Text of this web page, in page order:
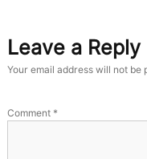
Leave a Reply
Your email address will not be
Comment *